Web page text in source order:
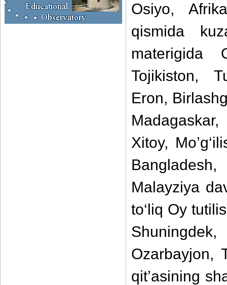
Osiyo,
qismida
materigida
Tojikiston,
Eron,
Xitoy,
Malayziya
to‘liq Oy
Ozarbayjon,
qit’asining